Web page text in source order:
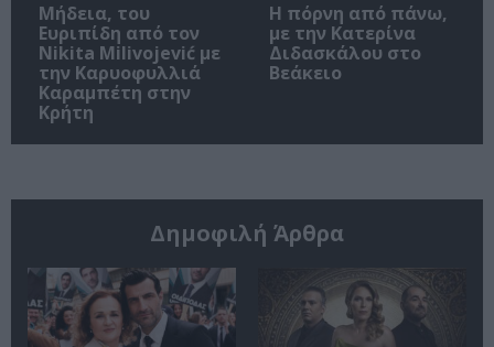
Μήδεια, του
Ευριπίδη από τον
Nikita Milivojević με
την Καρυοφυλλιά
Καραμπέτη στην
Κρήτη
Η πόρνη από πάνω,
με την Κατερίνα
Διδασκάλου στο
Βεάκειο
Δημοφιλή Άρθρα